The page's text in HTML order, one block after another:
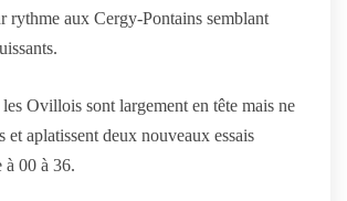
rythme aux Cergy-Pontains semblant
Ovillois sont largement en tête mais ne
et aplatissent deux nouveaux essais
à 00 à 36.